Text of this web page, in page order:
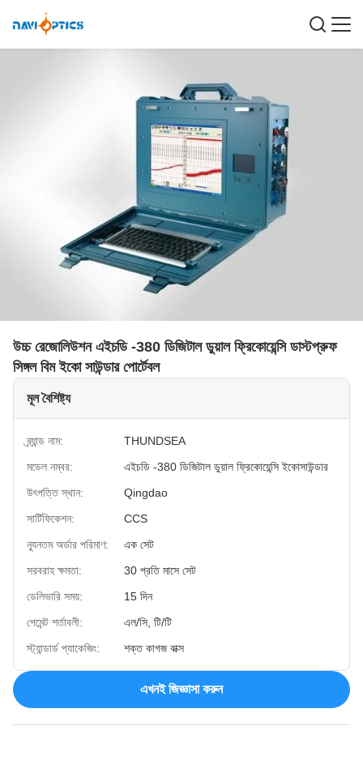
উচ্চ রেজোলিউশন এইচডি -380 ডিজিটাল ডুয়াল ফ্রিকোয়েন্সি ডাস্টপ্রুফ
সিঙ্গল বিম ইকো সাউন্ডার পোর্টেবল
মূল বৈশিষ্ট্য
ব্র্যান্ড নাম:
THUNDSEA
মডেল নম্বর:
এইচডি -380 ডিজিটাল ডুয়াল ফ্রিকোয়েন্সি ইকোসাউন্ডার
উৎপত্তি স্থান:
Qingdao
সার্টিফিকেশন:
CCS
ন্যূনতম অর্ডার পরিমাণ:
এক সেট
সরবরাহ ক্ষমতা:
30 প্রতি মাসে সেট
ডেলিভারি সময়:
15 দিন
পেমেন্ট শর্তাবলী:
এল/সি, টি/টি
স্ট্যান্ডার্ড প্যাকেজিং:
শক্ত কাগজ বাক্স
এখনই জিজ্ঞাসা করুন